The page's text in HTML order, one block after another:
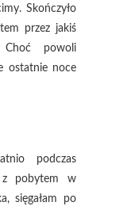
Skończyło
przez jakiś
powoli
ostatnie noce
podczas
z pobytem w
sięgałam po